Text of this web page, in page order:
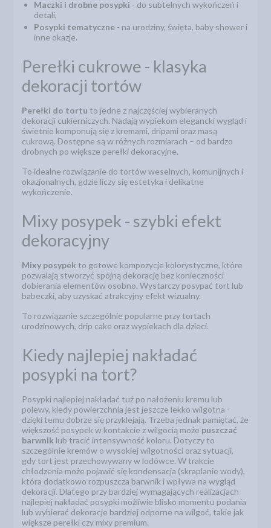
Maczki i drobne posypki - do subtelnych wykończeń i
detali,
Posypki tematyczne - na urodziny, święta, baby shower i
inne okazje.
Perełki cukrowe - klasyka
dekoracji tortów
Perełki do tortu to jedne z najczęściej wybieranych
dekoracji cukierniczych. Nadają wypiekom elegancki wygląd i
świetnie komponują się z kremami, dripami oraz masą
cukrową. Dostępne są w różnych rozmiarach – od bardzo
drobnych po większe perełki dekoracyjne.
To idealne rozwiązanie do tortów weselnych, komunijnych i
okazjonalnych, gdzie liczy się estetyka i delikatne
wykończenie.
Mixy posypek - szybki efekt
dekoracyjny
Mixy posypek to gotowe kompozycje kolorystyczne, które
pozwalają stworzyć spójną dekorację bez konieczności
dobierania elementów osobno. Wystarczy posypać tort lub
babeczki, aby uzyskać atrakcyjny efekt wizualny.
To rozwiązanie szczególnie popularne przy tortach
urodzinowych, drip cake oraz wypiekach dla dzieci.
Kiedy najlepiej nakładać
posypki na tort?
Posypki najlepiej nakładać tuż po nałożeniu kremu lub
polewy, kiedy powierzchnia jest jeszcze lekko wilgotna -
dzięki temu dobrze się przyklejają. Trzeba jednak pamiętać, że
większość posypek w kontakcie z wilgocią może puszczać
barwnik lub tracić intensywność koloru. Dotyczy to
szczególnie kremów o wysokiej wilgotności oraz sytuacji,
gdy tort jest przechowywany w lodówce. W trakcie
chłodzenia może pojawić się kondensacja (skraplanie wody),
która dodatkowo rozpuszcza barwnik i wpływa na wygląd
dekoracji. Dlatego przy bardziej wymagających realizacjach
najlepiej nakładać posypki możliwie blisko momentu podania
lub wybierać dekoracje bardziej odporne na wilgoć, takie jak
większe perełki czy mixy premium.